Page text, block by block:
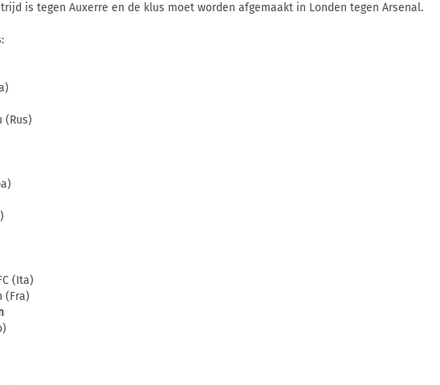
is tegen Auxerre en de klus moet worden afgemaakt in Londen tegen Arsenal.
(Rus)
(Ita)
(Fra)